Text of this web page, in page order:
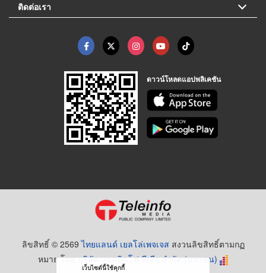
ติดต่อเรา
ดาวน์โหลดแอปพลิเคชัน
ลิขสิทธิ์ © 2569ไทยแลนด์ เยลโล่เพจเจส สงวนลิขสิทธิ์ตามกฏ
หมาย โดยบริษัท เทเลอินโฟ มีเดีย จำกัด (มหาชน)
เว็บไซต์นี้ใช้คุกกี้